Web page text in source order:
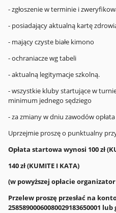
- zgłoszenie w terminie i
- posiadający aktualną kartę
- mający czyste białe kimono
- ochraniacze wg tabeli
- aktualną legitymacje szkolną.
- wszystkie kluby startujące w
minimum jednego sędziego
- za zmiany w dniu zawodów opłata
Uprzejmie proszę o punktualny
Opłata startowa wynosi 100 zł
140 zł (KUMITE I KATA)
(w powyższej opłacie
Przelew proszę przesłać na
25858900060080029183650001